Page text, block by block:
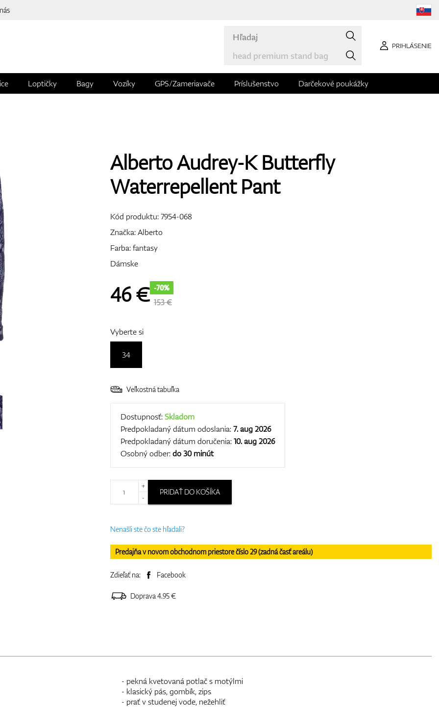
PRIHLÁSENIE
Loptičky Bagy Vozíky GPS/Zameriavače Príslušenstvo Darčekové poukážky
Alberto Audrey-K Butterfly
Waterrepellent Pant
Kód produktu:7954-068
Značka:Alberto
Farba: fantasy
Dámske
46€ -70%
153 €
Vyberte si
34
Veľkostná tabuľka
Dostupnosť:Skladom
Predpokladaný dátum odoslania:7. aug 2026
Predpokladaný dátum doručenia:10. aug 2026
Osobný odber:do 30 minút
+
-
PRIDAŤ DO KOŠÍKA
Nenašli ste čo ste hľadali?
Predajňa v novom obchodnom priestore číslo 29 (zadná časť areálu)
Zdieľať na: Facebook
Doprava 4.95 €
- pekná kvetovaná potlač s motýlmi
- klasický pás, gombík, zips
- prať v studenej vode, nežehliť